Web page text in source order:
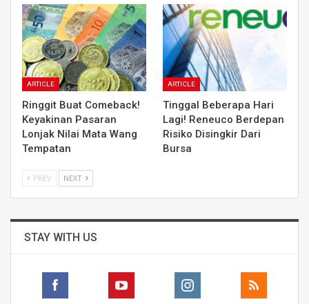
ARTICLE
Ringgit Buat Comeback!
Keyakinan Pasaran
Lonjak Nilai Mata Wang
Tempatan
ARTICLE
Tinggal Beberapa Hari
Lagi! Reneuco Berdepan
Risiko Disingkir Dari
Bursa
PREV NEXT
STAY WITH US